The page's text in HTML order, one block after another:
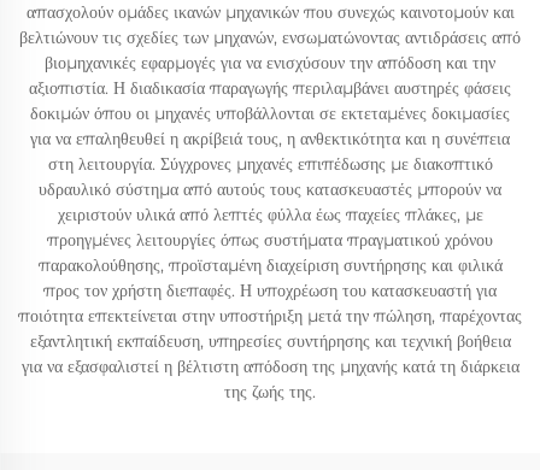
απασχολούν ομάδες ικανών μηχανικών που συνεχώς καινοτομούν και
βελτιώνουν τις σχεδίες των μηχανών, ενσωματώνοντας αντιδράσεις από
βιομηχανικές εφαρμογές για να ενισχύσουν την απόδοση και την
αξιοπιστία. Η διαδικασία παραγωγής περιλαμβάνει αυστηρές φάσεις
δοκιμών όπου οι μηχανές υποβάλλονται σε εκτεταμένες δοκιμασίες
για να επαληθευθεί η ακρίβειά τους, η ανθεκτικότητα και η συνέπεια
στη λειτουργία. Σύγχρονες μηχανές επιπέδωσης με διακοπτικό
υδραυλικό σύστημα από αυτούς τους κατασκευαστές μπορούν να
χειριστούν υλικά από λεπτές φύλλα έως παχείες πλάκες, με
προηγμένες λειτουργίες όπως συστήματα πραγματικού χρόνου
παρακολούθησης, προϊσταμένη διαχείριση συντήρησης και φιλικά
προς τον χρήστη διεπαφές. Η υποχρέωση του κατασκευαστή για
ποιότητα επεκτείνεται στην υποστήριξη μετά την πώληση, παρέχοντας
εξαντλητική εκπαίδευση, υπηρεσίες συντήρησης και τεχνική βοήθεια
για να εξασφαλιστεί η βέλτιστη απόδοση της μηχανής κατά τη διάρκεια
της ζωής της.